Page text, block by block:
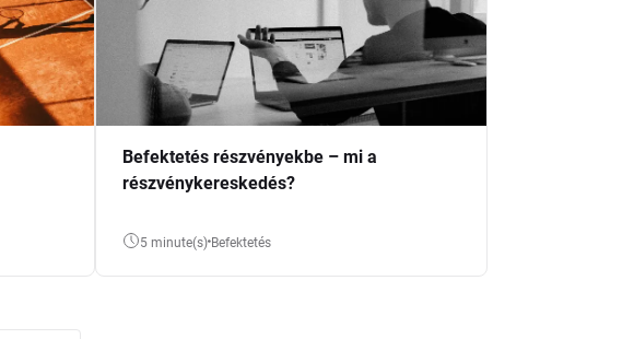
Befektetés részvényekbe – mi a
részvénykereskedés?
5 minute(s) Befektetés